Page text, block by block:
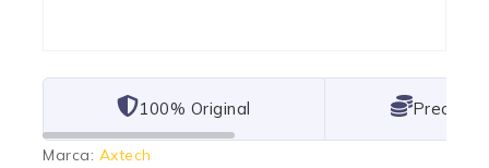
101% Original Lowest
Marca: Axtech